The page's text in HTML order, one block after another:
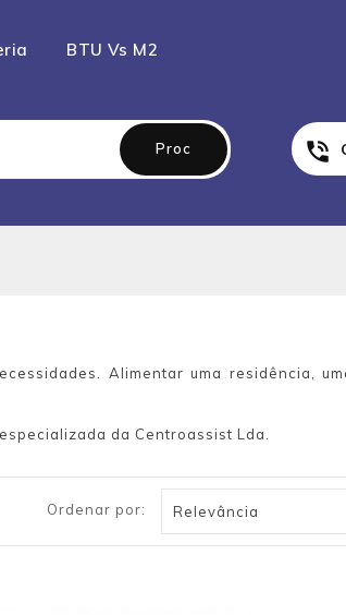
BTU Vs M2
Proc
Alimentar uma residência,
da Centroassist Lda.
Ordenar por: Relevância